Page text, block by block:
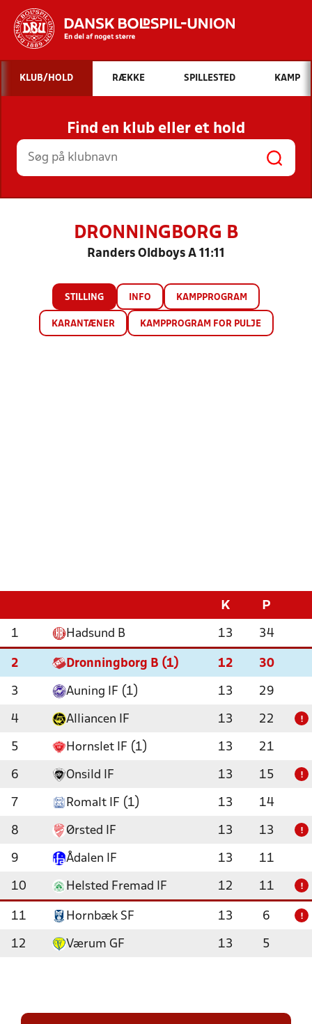
Hvad vil du søge efter?
INDHOLD OG NYHEDER
STILLINGER, RESULTATER, KLUBBER OG
HOLD
KLUB/HOLD RÆKKE SPILLESTED KAMP
Find en klub eller et hold
DRONNINGBORG B
Randers Oldboys A 11:11
STILLING INFO KAMPPROGRAM
KARANTÆNER KAMPPROGRAM FOR PULJE
K P
1 Hadsund B 13 34
2 Dronningborg B (1) 12 30
3 Auning IF (1) 13 29
4 Alliancen IF 13 22 !
5 Hornslet IF (1) 13 21
6 Onsild IF 13 15 !
7 Romalt IF (1) 13 14
8 Ørsted IF 13 13 !
9 Ådalen IF 13 11
10 Helsted Fremad IF 12 11 !
11 Hornbæk SF 13 6 !
12 Værum GF 13 5